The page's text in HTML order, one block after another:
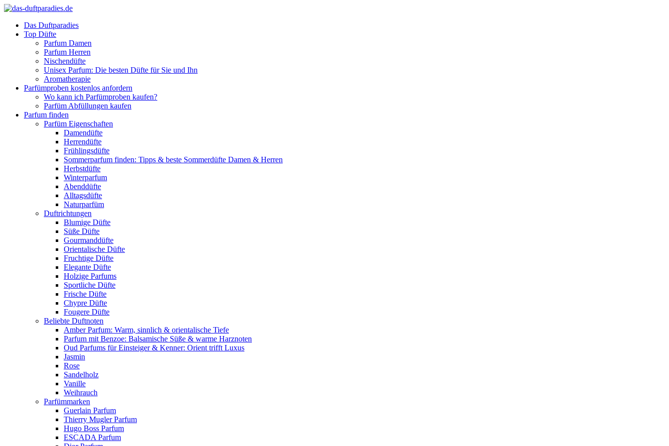
Das Duftparadies
Top Düfte
Parfum Damen
Parfum Herren
Nischendüfte
Unisex Parfum: Die besten Düfte für Sie und Ihn
Aromatherapie
Parfümproben kostenlos anfordern
Wo kann ich Parfümproben kaufen?
Parfüm Abfüllungen kaufen
Parfum finden
Parfüm Eigenschaften
Damendüfte
Herrendüfte
Frühlingsdüfte
Sommerparfum finden: Tipps & beste Sommerdüfte Damen & Herren
Herbstdüfte
Winterparfum
Abenddüfte
Alltagsdüfte
Naturparfüm
Duftrichtungen
Blumige Düfte
Süße Düfte
Gourmanddüfte
Orientalische Düfte
Fruchtige Düfte
Elegante Düfte
Holzige Parfums
Sportliche Düfte
Frische Düfte
Chypre Düfte
Fougere Düfte
Beliebte Duftnoten
Amber Parfum: Warm, sinnlich & orientalische Tiefe
Parfum mit Benzoe: Balsamische Süße & warme Harznoten
Oud Parfums für Einsteiger & Kenner: Orient trifft Luxus
Jasmin
Rose
Sandelholz
Vanille
Weihrauch
Parfümmarken
Guerlain Parfum
Thierry Mugler Parfum
Hugo Boss Parfum
ESCADA Parfum